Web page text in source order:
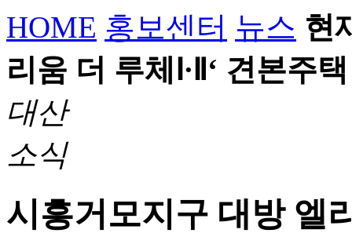
HOME 홍보센터 뉴스 현
리움 더 루체Ⅰ∙Ⅱ‘ 견본주
대산
소식
시흥거모지구 대방 엘